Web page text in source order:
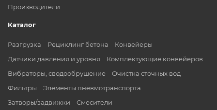
Производители
Каталог
Разгрузка Рециклинг бетона
Конвейеры
Датчики давления и уровня
Комплектующие конвейеров
Вибраторы, сводообрушение
Очистка сточных вод
Фильтры
Элементы пневмотранспорта
Затворы/задвижки
Смесители